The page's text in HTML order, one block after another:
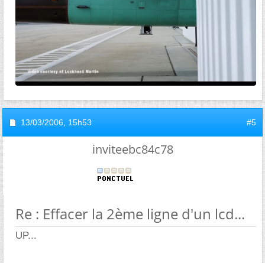
13/03/2006, 15h53 #5
inviteebc84c78
Re : Effacer la 2ème ligne d'un lcd...
UP...